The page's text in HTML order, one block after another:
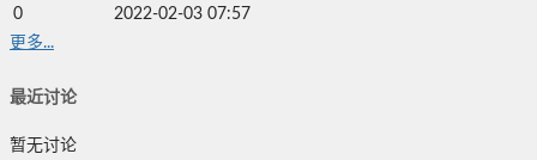
0
2022-02-03 07:57
更多...
最近讨论
暂无讨论